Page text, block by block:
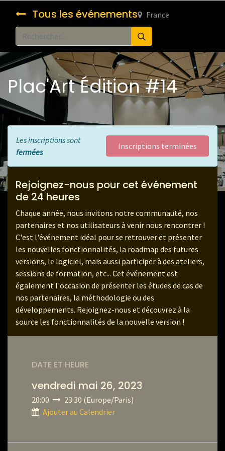
Tous les événements France
Plac'Art Édition #14
Les inscriptions sont
fermées
Inscriptions terminées
Rejoignez-nous pour cet événement
de 24 heures
Chaque année, nous invitons notre communauté, nos
partenaires et nos utilisateurs à venir nous rencontrer !
C'est l'événement idéal pour se retrouver et présenter
les nouvelles fonctionnalités, la roadmap des futures
versions, le logiciel, mais aussi participer à des ateliers,
sessions de formation, etc... Cet événement est
également l'occasion de présenter les études de cas de
nos partenaires, la méthodologie ou des
développements. Rejoignez-nous et découvrez à la
source les fonctionnalités de la nouvelle version !
DATE ET HEURE
vendredi mai 26, 2023
20:00 23:30 (Europe/Paris)
Ajouter au Calendrier